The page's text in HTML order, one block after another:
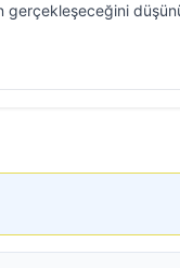
gerçekleşeceğini